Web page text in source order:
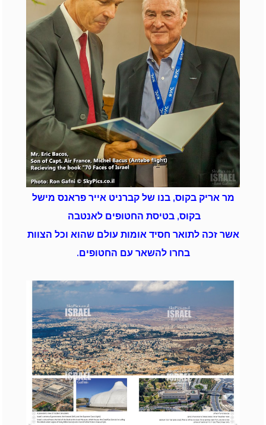
מר אריק בקוס, בנו של קברניט אייר פראנס מישל
בקוס, בטיסת החטופים לאנטבה
אשר זכה לתואר חסיד אומות עולם שהוא וכל הצוות
בחרו להשאר עם החטופים.